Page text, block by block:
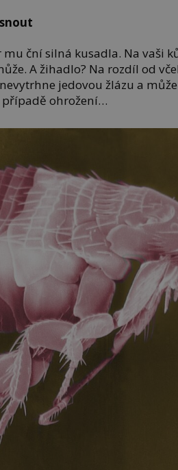
ční silná kusadla. Na vaši
A žihadlo? Na rozdíl od
jedovou žlázu a
případě ohrožení…